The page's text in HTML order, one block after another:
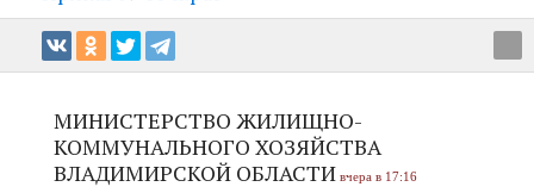
МИНИСТЕРСТВО ЖИЛИЩНО-
КОММУНАЛЬНОГО ХОЗЯЙСТВА
ВЛАДИМИРСКОЙ ОБЛАСТИ вчера в 17:16